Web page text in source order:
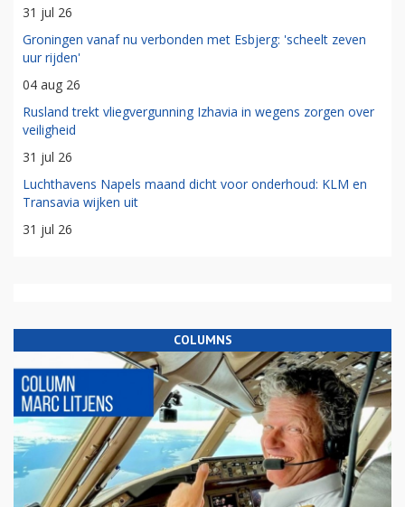
31 jul 26
Groningen vanaf nu verbonden met Esbjerg: 'scheelt zeven
uur rijden'
04 aug 26
Rusland trekt vliegvergunning Izhavia in wegens zorgen over
veiligheid
31 jul 26
Luchthavens Napels maand dicht voor onderhoud: KLM en
Transavia wijken uit
31 jul 26
COLUMNS